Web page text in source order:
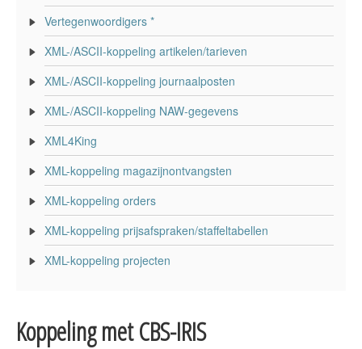
Vertegenwoordigers *
XML-/ASCII-koppeling artikelen/tarieven
XML-/ASCII-koppeling journaalposten
XML-/ASCII-koppeling NAW-gegevens
XML4King
XML-koppeling magazijnontvangsten
XML-koppeling orders
XML-koppeling prijsafspraken/staffeltabellen
XML-koppeling projecten
Koppeling met CBS-IRIS